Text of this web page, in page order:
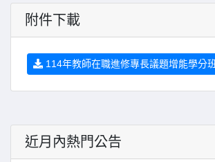
附件下載
114年教師在職進修專長議題增能學分
近月內熱門公告